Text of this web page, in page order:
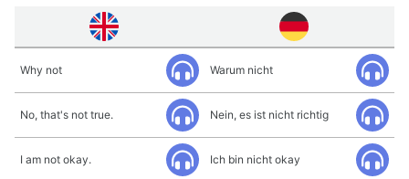
Why not Warum nicht
No, that's not true. Nein, es ist nicht richtig
I am not okay. Ich bin nicht okay